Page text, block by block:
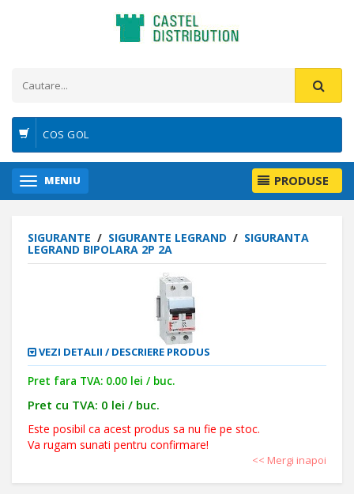
COS GOL
MENIU PRODUSE
SIGURANTE / SIGURANTE LEGRAND / SIGURANTA
LEGRAND BIPOLARA 2P 2A
VEZI DETALII / DESCRIERE PRODUS
Pret fara TVA: 0.00 lei / buc.
Pret cu TVA: 0 lei / buc.
Este posibil ca acest produs sa nu fie pe stoc.
Va rugam sunati pentru confirmare!
<< Mergi inapoi